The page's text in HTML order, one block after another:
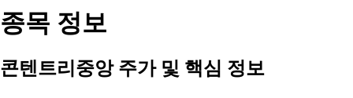
종목 정보
콘텐트리중앙 주가 및 핵심 정보